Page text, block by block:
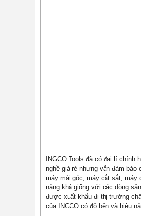
INGCO Tools đã có đại lí chính
nghề giá rẻ nhưng vẫn đảm
máy mài góc, máy cắt sắt, máy
năng khá giống với các dòng
được xuất khẩu đi thị trường
của INGCO có độ bền và hiệu